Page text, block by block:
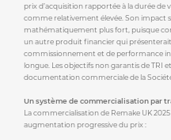
prix d’acquisition rapportée à la durée de
comme relativement élevée. Son impact
mathématiquement plus fort, puisque
un autre produit financier qui
commissionnement et de performance
longue. Les objectifs non garantis de TRI
documentation commerciale de la
Un système de commercialisation par
La commercialisation de Remake UK
augmentation progressive du prix :